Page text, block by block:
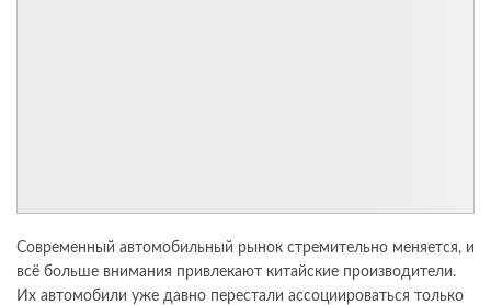
Современный автомобильный рынок стремительно меняется, и
всё больше внимания привлекают китайские производители.
Их автомобили уже давно перестали ассоциироваться только